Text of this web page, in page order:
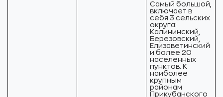
Самый большой,
включает в
себя 3 сельских
округа:
Калининский,
Березовский,
Елизаветинский
и более 20
населенных
пунктов. К
наиболее
крупным
районам
Прикубанского